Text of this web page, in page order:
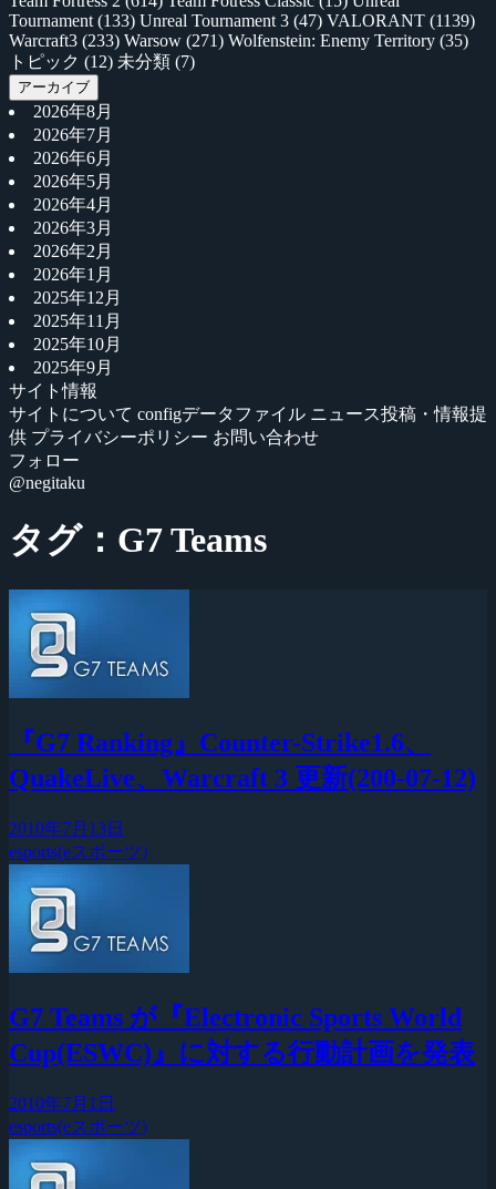
Tournament (133) Unreal Tournament 3 (47) VALORANT (1139)
Warcraft3 (233) Warsow (271) Wolfenstein: Enemy Territory (35)
トピック (12) 未分類 (7)
アーカイブ
2026年8月
2026年7月
2026年6月
2026年5月
2026年4月
2026年3月
2026年2月
2026年1月
2025年12月
2025年11月
2025年10月
2025年9月
サイト情報
サイトについて configデータファイル ニュース投稿・情報提
供 プライバシーポリシー お問い合わせ
フォロー
@negitaku
タグ：G7 Teams
『G7 Ranking』Counter-Strike1.6、
QuakeLive、Warcraft 3 更新(200-07-12)
2010年7月13日
esports(eスポーツ)
G7 Teams が『Electronic Sports World
Cup(ESWC)』に対する行動計画を発表
2010年7月1日
esports(eスポーツ)